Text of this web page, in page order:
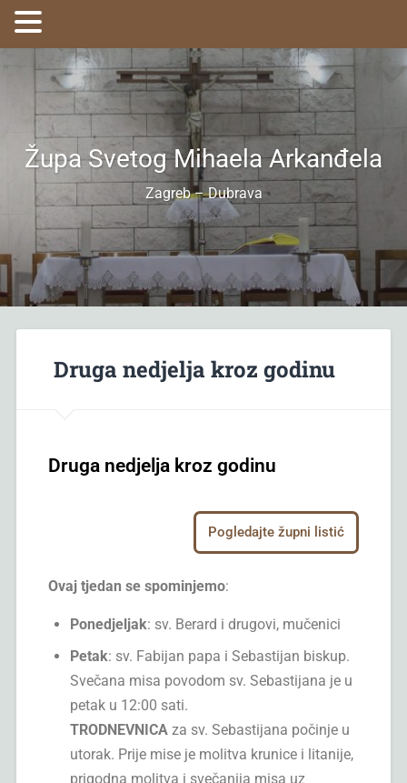
Župa Svetog Mihaela Arkanđela
Zagreb – Dubrava
Druga nedjelja kroz godinu
Druga nedjelja kroz godinu
Pogledajte župni listić
Ovaj tjedan se spominjemo:
Ponedjeljak: sv. Berard i drugovi, mučenici
Petak: sv. Fabijan papa i Sebastijan biskup.
Svečana misa povodom sv. Sebastijana je u
petak u 12:00 sati.
TRODNEVNICAza sv. Sebastijana počinje u
utorak. Prije mise je molitva krunice i litanije,
prigodna molitva i svečanija misa uz